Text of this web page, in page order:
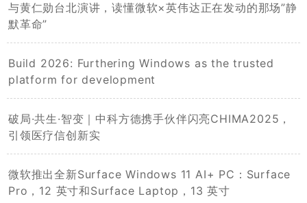
与黄仁勋台北演讲，读懂微软×英伟达正在发动的那场”静
默革命”
Build 2026: Furthering Windows as the trusted
platform for development
破局·共生·智变｜中科方德携手伙伴闪亮CHIMA2025，
引领医疗信创新实
微软推出全新Surface Windows 11 AI+ PC：Surface
Pro，12 英寸和Surface Laptop，13 英寸